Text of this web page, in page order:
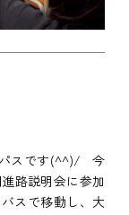
パスです(^^)/ 今
路説明会に参加
スで移動し、大